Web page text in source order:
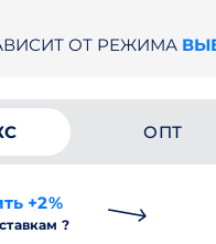
ОТ РЕЖИМА
ОПТ
+2%
?